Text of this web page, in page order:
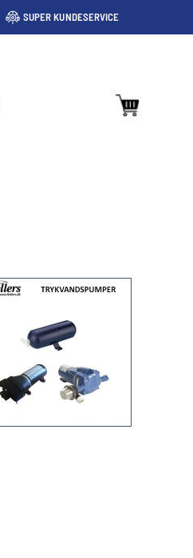
SUPER KUNDESERVICE